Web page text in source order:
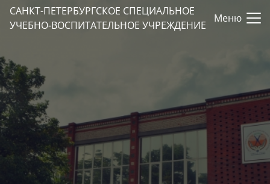
САНКТ-ПЕТЕРБУРГСКОЕ СПЕЦИАЛЬНОЕ
УЧЕБНО-ВОСПИТАТЕЛЬНОЕ УЧРЕЖДЕНИЕ
Меню